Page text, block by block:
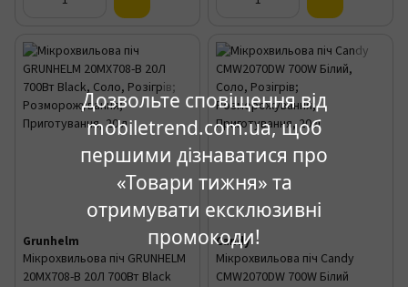
Дозвольте сповіщення від
mobiletrend.com.ua, щоб
першими дізнаватися про
«Товари тижня» та
отримувати ексклюзивні
промокоди!
Grunhelm
Мікрохвильова піч GRUNHELM
20MX708-B 20Л 700Вт Black
Candy
Мікрохвильова піч Candy
CMW2070DW 700W Білий